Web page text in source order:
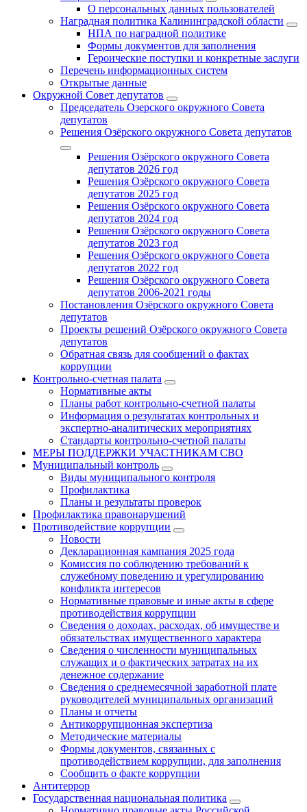
О персональных данных пользователей
Наградная политика Калининградской области
НПА по наградной политике
Формы документов для заполнения
Героические поступки и конкретные заслуги
Перечень информационных систем
Открытые данные
Окружной Совет депутатов
Председатель Озерского окружного Совета
депутатов
Решения Озёрского окружного Совета депутатов
Решения Озёрского окружного Совета
депутатов 2026 год
Решения Озёрского окружного Совета
депутатов 2025 год
Решения Озёрского окружного Совета
депутатов 2024 год
Решения Озёрского окружного Совета
депутатов 2023 год
Решения Озёрского окружного Совета
депутатов 2022 год
Решения Озёрского окружного Совета
депутатов 2006-2021 годы
Постановления Озёрского окружного Совета
депутатов
Проекты решений Озёрского окружного Совета
депутатов
Обратная связь для сообщений о фактах
коррупции
Контрольно-счетная палата
Нормативные акты
Планы работ контрольно-счетной палаты
Информация о результатах контрольных и
экспертно-аналитических мероприятиях
Стандарты контрольно-счетной палаты
МЕРЫ ПОДДЕРЖКИ УЧАСТНИКАМ СВО
Муниципальный контроль
Виды муниципального контроля
Профилактика
Планы и результаты проверок
Профилактика правонарушений
Противодействие коррупции
Новости
Декларационная кампания 2025 года
Комиссия по соблюдению требований к
служебному поведению и урегулированию
конфликта интересов
Нормативные правовые и иные акты в сфере
противодействия коррупции
Сведения о доходах, расходах, об имуществе и
обязательствах имущественного характера
Сведения о численности муниципальных
служащих и о фактических затратах на их
денежное содержание
Сведения о среднемесячной заработной плате
руководителей муниципальных организаций
Планы и отчеты
Антикоррупционная экспертиза
Методические материалы
Формы документов, связанных с
противодействием коррупции, для заполнения
Сообщить о факте коррупции
Антитеррор
Государственная национальная политика